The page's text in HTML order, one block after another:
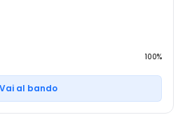
100%
Vai al bando